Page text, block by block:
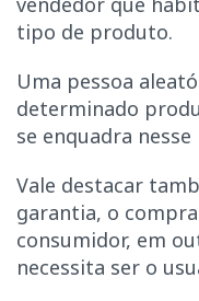
tipo de produto.
Uma pessoa
determinado
se enquadra
Vale destacar
garantia, o
consumidor, em
necessita ser o